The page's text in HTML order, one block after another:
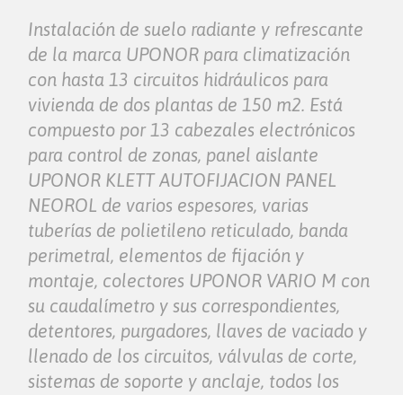
Instalación de suelo radiante y refrescante
de la marca UPONOR para climatización
con hasta 13 circuitos hidráulicos para
vivienda de dos plantas de 150 m2. Está
compuesto por 13 cabezales electrónicos
para control de zonas, panel aislante
UPONOR KLETT AUTOFIJACION PANEL
NEOROL de varios espesores, varias
tuberías de polietileno reticulado, banda
perimetral, elementos de fijación y
montaje, colectores UPONOR VARIO M con
su caudalímetro y sus correspondientes,
detentores, purgadores, llaves de vaciado y
llenado de los circuitos, válvulas de corte,
sistemas de soporte y anclaje, todos los